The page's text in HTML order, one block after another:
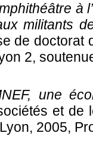
à
militants
de doctorat
2,
une
et de
2005,